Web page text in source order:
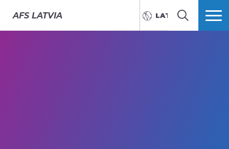
AFS LATVIA LATVIEŠU
MEKLĒT VAIRĀK